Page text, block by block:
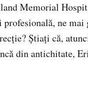
Memorial
ne mai
Știați că,
din antichitate,